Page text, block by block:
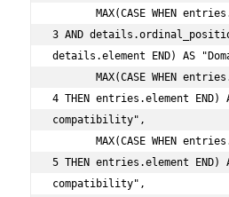
3 AND
details.element END) AS
4 THEN entries.element END)
compatibility",
5 THEN entries.element END)
compatibility",